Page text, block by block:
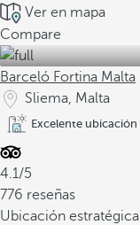
Ver en mapa
Compare
Barceló Fortina Malta
Sliema, Malta
Excelente ubicación
4.1/5
776 reseñas
Ubicación estratégica